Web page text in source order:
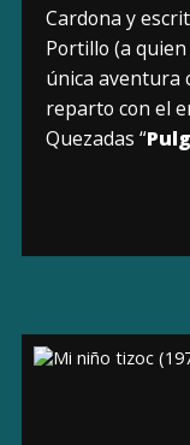
Cardona y
Portillo (a
única aventura
reparto con el
Quezadas “